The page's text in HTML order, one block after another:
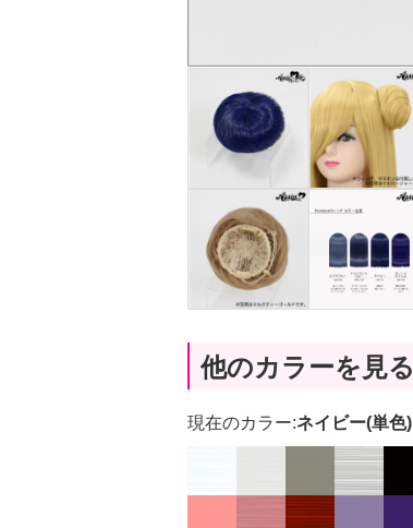
他のカラーを見る
現在のカラー:ネイビー(単色)